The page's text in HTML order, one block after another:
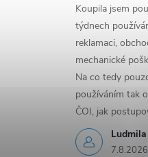
7.8.2026
Koupila jsem
týdnech
reklamaci,
mechanické
Na co tedy
používáním tak
ČOI, jak